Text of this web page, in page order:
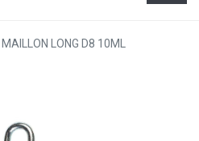
LONG D8 10ML